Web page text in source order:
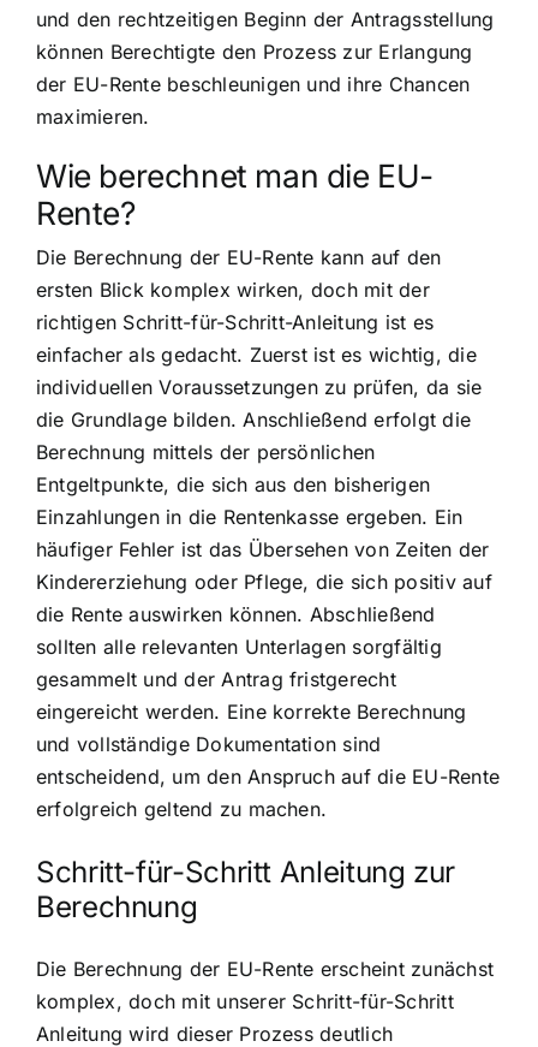
und den rechtzeitigen Beginn der Antragsstellung
können Berechtigte den Prozess zur Erlangung
der EU-Rente beschleunigen und ihre Chancen
maximieren.
Wie berechnet man die EU-
Rente?
Die Berechnung der EU-Rente kann auf den
ersten Blick komplex wirken, doch mit der
richtigen Schritt-für-Schritt-Anleitung ist es
einfacher als gedacht. Zuerst ist es wichtig, die
individuellen Voraussetzungen zu prüfen, da sie
die Grundlage bilden. Anschließend erfolgt die
Berechnung mittels der persönlichen
Entgeltpunkte, die sich aus den bisherigen
Einzahlungen in die Rentenkasse ergeben. Ein
häufiger Fehler ist das Übersehen von Zeiten der
Kindererziehung oder Pflege, die sich positiv auf
die Rente auswirken können. Abschließend
sollten alle relevanten Unterlagen sorgfältig
gesammelt und der Antrag fristgerecht
eingereicht werden. Eine korrekte Berechnung
und vollständige Dokumentation sind
entscheidend, um den Anspruch auf die EU-Rente
erfolgreich geltend zu machen.
Schritt-für-Schritt Anleitung zur
Berechnung
Die Berechnung der EU-Rente erscheint zunächst
komplex, doch mit unserer Schritt-für-Schritt
Anleitung wird dieser Prozess deutlich